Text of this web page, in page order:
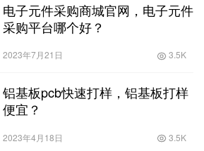
电子元件采购商城官网，电子元件
采购平台哪个好？
2023年7月21日 3.5K
铝基板pcb快速打样，铝基板打样
便宜？
2023年4月18日 3.5K